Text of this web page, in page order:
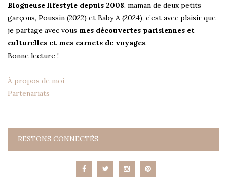
Blogueuse lifestyle depuis 2008, maman de deux petits
garçons, Poussin (2022) et Baby A (2024), c’est avec plaisir que
je partage avec vous mes découvertes parisiennes et
culturelles et mes carnets de voyages.
Bonne lecture !
À propos de moi
Partenariats
RESTONS CONNECTÉS